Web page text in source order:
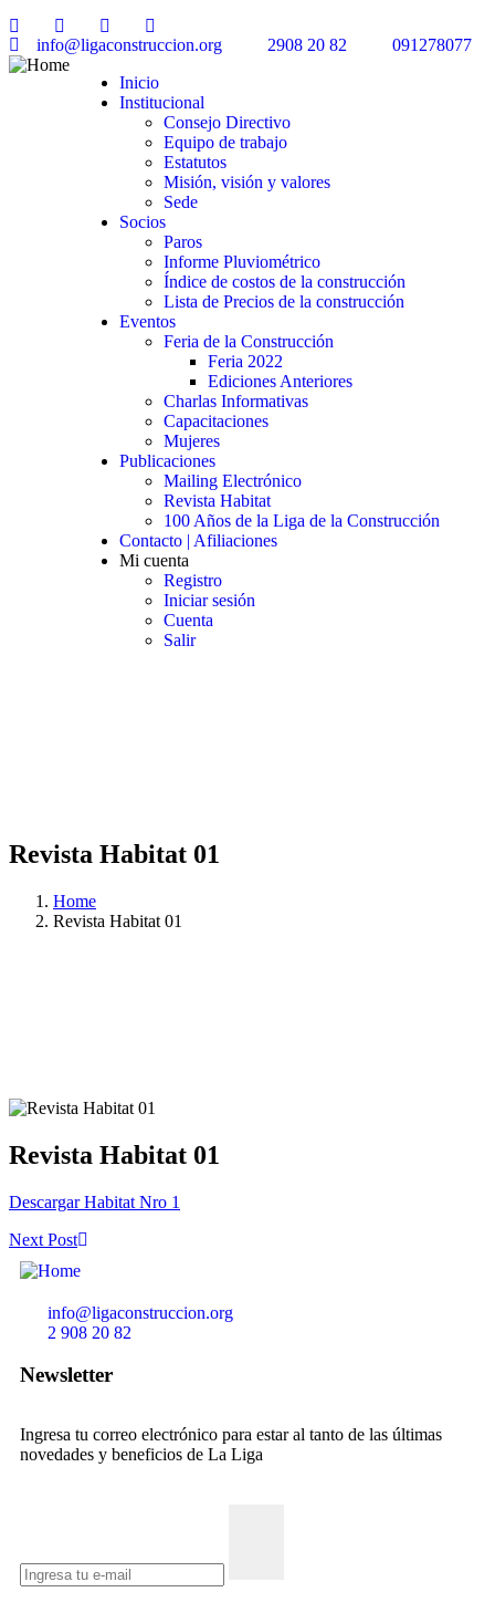
info@ligaconstruccion.org 2908 20 82
091278077
Inicio
Institucional
Consejo Directivo
Equipo de trabajo
Estatutos
Misión, visión y valores
Sede
Socios
Paros
Informe Pluviométrico
Índice de costos de la construcción
Lista de Precios de la construcción
Eventos
Feria de la Construcción
Feria 2022
Ediciones Anteriores
Charlas Informativas
Capacitaciones
Mujeres
Publicaciones
Mailing Electrónico
Revista Habitat
100 Años de la Liga de la Construcción
Contacto | Afiliaciones
Mi cuenta
Registro
Iniciar sesión
Cuenta
Salir
Revista Habitat 01
Home
Revista Habitat 01
Revista Habitat 01
Descargar Habitat Nro 1
Next Post
info@ligaconstruccion.org
2 908 20 82
Newsletter
Ingresa tu correo electrónico para estar al tanto de las últimas
novedades y beneficios de La Liga